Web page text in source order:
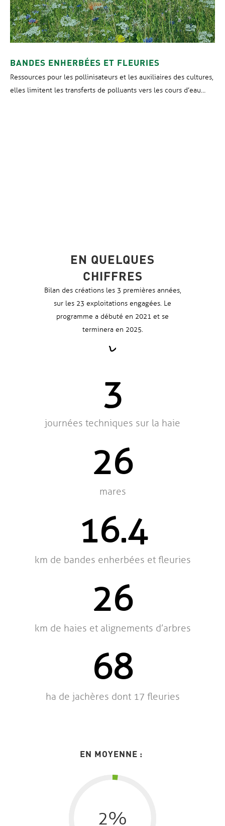
BANDES ENHERBÉES ET FLEURIES
Ressources pour les pollinisateurs et les auxiliaires des cultures,
elles limitent les transferts de polluants vers les cours d’eau…
EN QUELQUES
CHIFFRES
Bilan des créations les 3 premières années,
sur les 23 exploitations engagées. Le
programme a débuté en 2021 et se
terminera en 2025.
journées techniques sur la haie
3
mares
26
km de bandes enherbées et fleuries
16.4
km de haies et alignements d’arbres
26
ha de jachères dont 17 fleuries
68
EN MOYENNE :
2%